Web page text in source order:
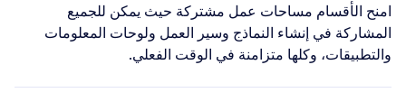
امنح الأقسام مساحات عمل مشتركة حيث يمكن للجميع
المشاركة في إنشاء النماذج وسير العمل ولوحات المعلومات
والتطبيقات، وكلها متزامنة في الوقت الفعلي.